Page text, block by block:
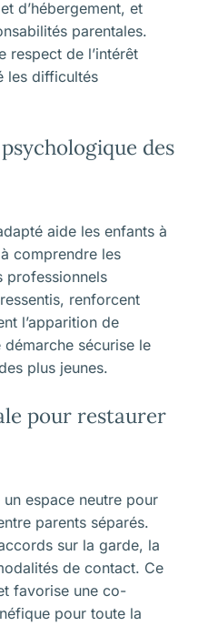
d’hébergement, et
parentales.
respect de l’intérêt
les difficultés
des
aide les enfants à
comprendre les
professionnels
renforcent
l’apparition de
sécurise le
plus jeunes.
pour restaurer
espace neutre pour
parents séparés.
sur la garde, la
de contact. Ce
favorise une co-
pour toute la